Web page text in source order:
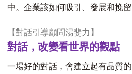
中。企業該如何吸引、發展和挽留
【對話引導顧問湯斐力】
對話，改變看世界的觀點
一場好的對話，會建立起有品質